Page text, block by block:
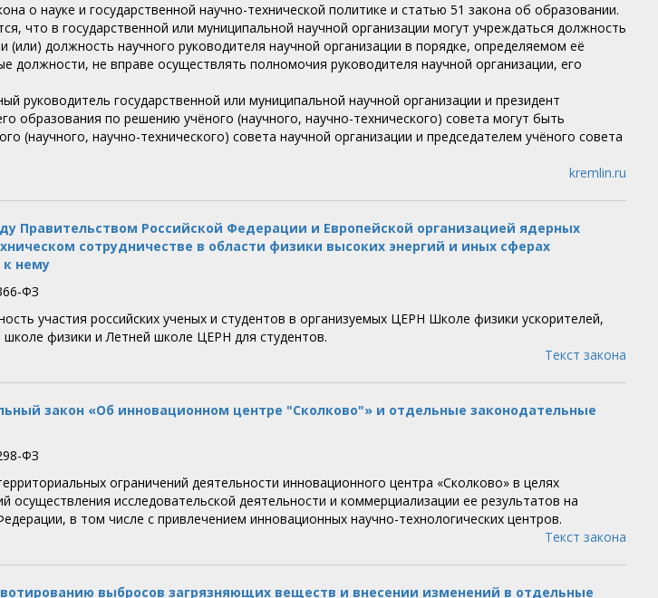
о науке и государственной научно-технической политике и статью 51 закона об образовании.
что в государственной или муниципальной научной организации могут учреждаться должность
(или) должность научного руководителя научной организации в порядке, определяемом её
должности, не вправе осуществлять полномочия руководителя научной организации, его
руководитель государственной или муниципальной научной организации и президент
образования по решению учёного (научного, научно-технического) совета могут быть
(научного, научно-технического) совета научной организации и председателем учёного совета
kremlin.ru
Правительством Российской Федерации и Европейской организацией ядерных
сотрудничестве в области физики высоких энергий и иных сферах
к нему
ФЗ
участия российских ученых и студентов в организуемых ЦЕРН Школе физики ускорителей,
физики и Летней школе ЦЕРН для студентов.
Текст закона
закон «Об инновационном центре "Сколково"» и отдельные законодательные
ФЗ
ограничений деятельности инновационного центра «Сколково» в целях
осуществления исследовательской деятельности и коммерциализации ее результатов на
в том числе с привлечением инновационных научно-технологических центров.
Текст закона
выбросов загрязняющих веществ и внесении изменений в отдельные